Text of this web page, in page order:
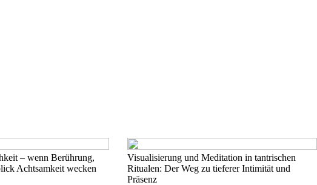
– wenn Berührung,
Achtsamkeit wecken
Visualisierung und Meditation in tantrischen
Ritualen: Der Weg zu tieferer Intimität und
Präsenz